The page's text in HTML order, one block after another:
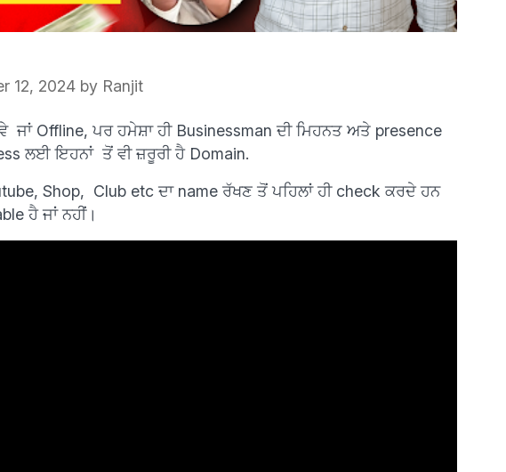
12, 2024 by Ranjit
ਜਾਂ Offline, ਪਰ ਹਮੇਸ਼ਾ ਹੀ Businessman ਦੀ ਮਿਹਨਤ ਅਤੇ presence
ਲਈ ਇਹਨਾਂ ਤੋਂ ਵੀ ਜ਼ਰੂਰੀ ਹੈ Domain.
Shop, Club etc ਦਾ name ਰੱਖਣ ਤੋਂ ਪਹਿਲਾਂ ਹੀ check ਕਰਦੇ ਹਨ
ਹੈ ਜਾਂ ਨਹੀਂ।